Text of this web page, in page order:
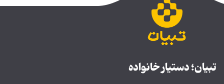
تبیان؛ دستیار خانواده